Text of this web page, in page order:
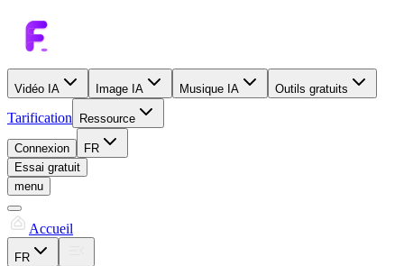
Vidéo IA Image IA Musique IA Outils gratuits
Tarification Ressource
Connexion
FR
Essai gratuit
menu
Accueil
FR